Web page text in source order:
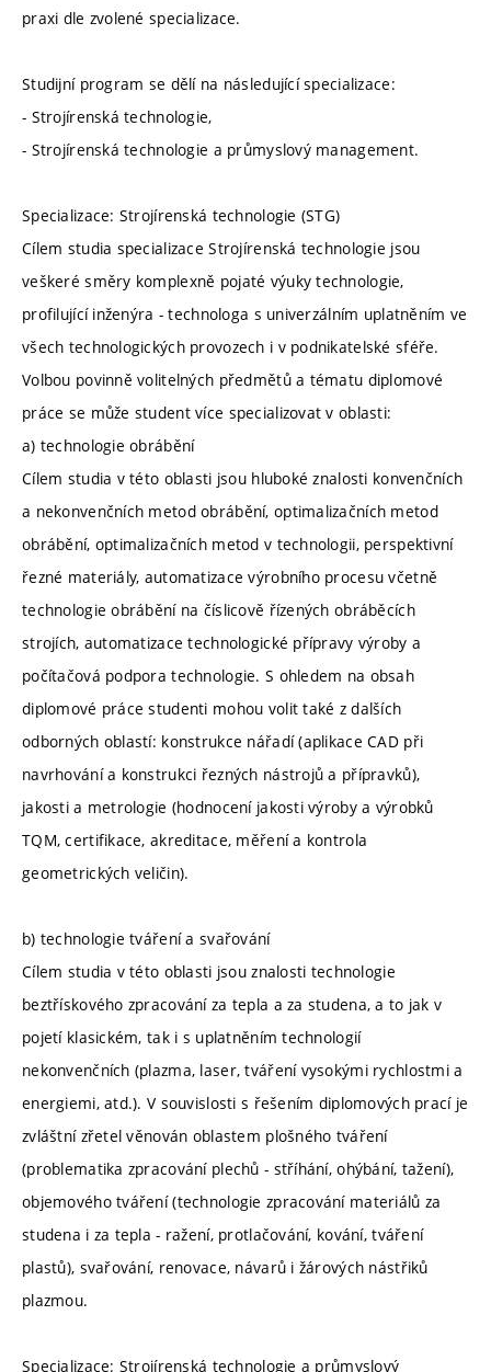
praxi dle zvolené specializace.
Studijní program se dělí na následující specializace:
- Strojírenská technologie,
- Strojírenská technologie a průmyslový management.
Specializace: Strojírenská technologie (STG)
Cílem studia specializace Strojírenská technologie jsou
veškeré směry komplexně pojaté výuky technologie,
profilující inženýra - technologa s univerzálním uplatněním ve
všech technologických provozech i v podnikatelské sféře.
Volbou povinně volitelných předmětů a tématu diplomové
práce se může student více specializovat v oblasti:
a) technologie obrábění
Cílem studia v této oblasti jsou hluboké znalosti konvenčních
a nekonvenčních metod obrábění, optimalizačních metod
obrábění, optimalizačních metod v technologii, perspektivní
řezné materiály, automatizace výrobního procesu včetně
technologie obrábění na číslicově řízených obráběcích
strojích, automatizace technologické přípravy výroby a
počítačová podpora technologie. S ohledem na obsah
diplomové práce studenti mohou volit také z dalších
odborných oblastí: konstrukce nářadí (aplikace CAD při
navrhování a konstrukci řezných nástrojů a přípravků),
jakosti a metrologie (hodnocení jakosti výroby a výrobků
TQM, certifikace, akreditace, měření a kontrola
geometrických veličin).
b) technologie tváření a svařování
Cílem studia v této oblasti jsou znalosti technologie
beztřískového zpracování za tepla a za studena, a to jak v
pojetí klasickém, tak i s uplatněním technologií
nekonvenčních (plazma, laser, tváření vysokými rychlostmi a
energiemi, atd.). V souvislosti s řešením diplomových prací je
zvláštní zřetel věnován oblastem plošného tváření
(problematika zpracování plechů - stříhání, ohýbání, tažení),
objemového tváření (technologie zpracování materiálů za
studena i za tepla - ražení, protlačování, kování, tváření
plastů), svařování, renovace, návarů i žárových nástřiků
plazmou.
Specializace: Strojírenská technologie a průmyslový